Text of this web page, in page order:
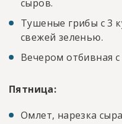
сыров.
Тушеные грибы с 3
свежей зеленью.
Вечером отбивная с
Пятница:
Омлет, нарезка